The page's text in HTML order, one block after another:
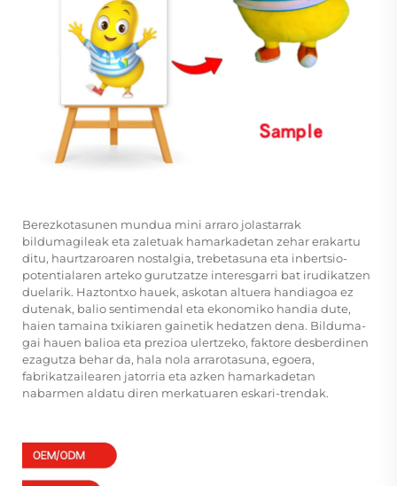
Berezkotasunen mundua mini arraro jolastarrak
bildumagileak eta zaletuak hamarkadetan zehar erakartu
ditu, haurtzaroaren nostalgia, trebetasuna eta inbertsio-
potentialaren arteko gurutzatze interesgarri bat irudikatzen
duelarik. Haztontxo hauek, askotan altuera handiagoa ez
dutenak, balio sentimendal eta ekonomiko handia dute,
haien tamaina txikiaren gainetik hedatzen dena. Bilduma-
gai hauen balioa eta prezioa ulertzeko, faktore desberdinen
ezagutza behar da, hala nola arrarotasuna, egoera,
fabrikatzailearen jatorria eta azken hamarkadetan
nabarmen aldatu diren merkatuaren eskari-trendak.